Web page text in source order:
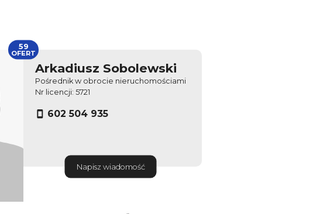
Arkadiusz Sobolewski
Pośrednik w obrocie nieruchomościami
Nr licencji: 5721
602 504 935
Napisz wiadomość
59
OFERT